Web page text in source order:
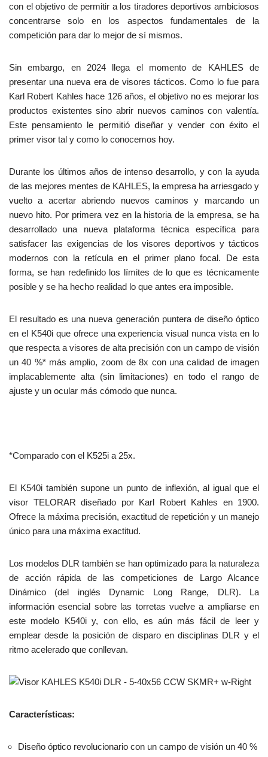
con el objetivo de permitir a los tiradores deportivos ambiciosos
concentrarse solo en los aspectos fundamentales de la
competición para dar lo mejor de sí mismos.
Sin embargo, en 2024 llega el momento de KAHLES de
presentar una nueva era de visores tácticos. Como lo fue para
Karl Robert Kahles hace 126 años, el objetivo no es mejorar los
productos existentes sino abrir nuevos caminos con valentía.
Este pensamiento le permitió diseñar y vender con éxito el
primer visor tal y como lo conocemos hoy.
Durante los últimos años de intenso desarrollo, y con la ayuda
de las mejores mentes de KAHLES, la empresa ha arriesgado y
vuelto a acertar abriendo nuevos caminos y marcando un
nuevo hito. Por primera vez en la historia de la empresa, se ha
desarrollado una nueva plataforma técnica específica para
satisfacer las exigencias de los visores deportivos y tácticos
modernos con la retícula en el primer plano focal. De esta
forma, se han redefinido los límites de lo que es técnicamente
posible y se ha hecho realidad lo que antes era imposible.
El resultado es una nueva generación puntera de diseño óptico
en el K540i que ofrece una experiencia visual nunca vista en lo
que respecta a visores de alta precisión con un campo de visión
un 40 %* más amplio, zoom de 8x con una calidad de imagen
implacablemente alta (sin limitaciones) en todo el rango de
ajuste y un ocular más cómodo que nunca.
*Comparado con el K525i a 25x.
El K540i también supone un punto de inflexión, al igual que el
visor TELORAR diseñado por Karl Robert Kahles en 1900.
Ofrece la máxima precisión, exactitud de repetición y un manejo
único para una máxima exactitud.
Los modelos DLR también se han optimizado para la naturaleza
de acción rápida de las competiciones de Largo Alcance
Dinámico (del inglés Dynamic Long Range, DLR). La
información esencial sobre las torretas vuelve a ampliarse en
este modelo K540i y, con ello, es aún más fácil de leer y
emplear desde la posición de disparo en disciplinas DLR y el
ritmo acelerado que conllevan.
Características:
Diseño óptico revolucionario con un campo de visión un 40 %